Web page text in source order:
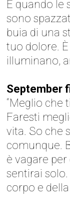
E quando le
sono
buia di una
tuo dolore.
illuminano,
September
“Meglio che
Faresti
vita. So che
comunque.
è vagare
sentirai
corpo e